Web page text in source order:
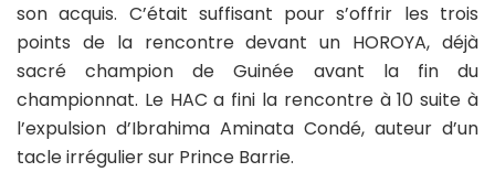
son acquis. C’était suffisant pour s’offrir les trois
points de la rencontre devant un HOROYA, déjà
sacré champion de Guinée avant la fin du
championnat. Le HAC a fini la rencontre à 10 suite à
l’expulsion d’Ibrahima Aminata Condé, auteur d’un
tacle irrégulier sur Prince Barrie.